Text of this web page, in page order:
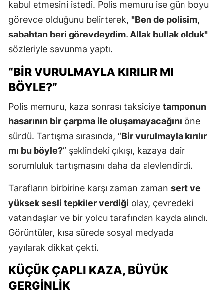
kabul etmesini istedi. Polis memuru ise gün boyu
görevde olduğunu belirterek, "Ben de polisim,
sabahtan beri görevdeydim. Allak bullak olduk"
sözleriyle savunma yaptı.
“BIR VURULMAYLA KIRILIR MI
BÖYLE?”
Polis memuru, kaza sonrası taksiciye tamponun
hasarının bir çarpma ile oluşamayacağını öne
sürdü. Tartışma sırasında, “Bir vurulmayla kırılır
mı bu böyle?” şeklindeki çıkışı, kazaya dair
sorumluluk tartışmasını daha da alevlendirdi.
Tarafların birbirine karşı zaman zaman sert ve
yüksek sesli tepkiler verdiği olay, çevredeki
vatandaşlar ve bir yolcu tarafından kayda alındı.
Görüntüler, kısa sürede sosyal medyada
yayılarak dikkat çekti.
KÜÇÜK ÇAPLI KAZA, BÜYÜK
GERGINLIK